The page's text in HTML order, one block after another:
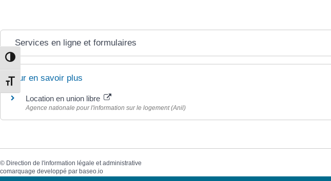
Passer en contraste élevé
Changer la taille de la police
Services en ligne et formulaires
Pour en savoir plus
Location en union libre
Agence nationale pour l'information sur le logement (Anil)
© Direction de l'information légale et administrative
comarquage developpé par baseo.io